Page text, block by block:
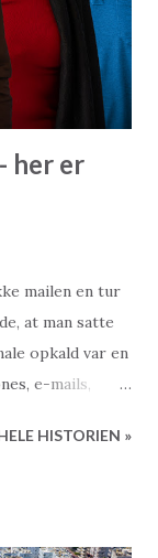
og 19
op til 140
at
at forbedre
her er
mailen en tur
at man satte
opkald var en
e-mails,
ringe til et dansk
HISTORIEN »